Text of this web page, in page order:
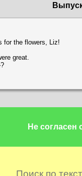
for the flowers, Liz!
great.
Не согласен